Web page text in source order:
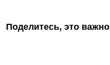
Поделитесь, это важно